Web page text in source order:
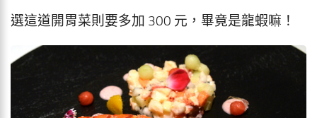
選這道開胃菜則要多加 300 元，畢竟是龍蝦嘛！